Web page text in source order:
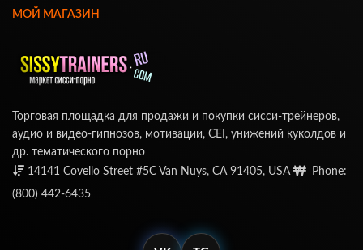
МОЙ МАГАЗИН
Торговая площадка для продажи и покупки сисси-трейнеров,
аудио и видео-гипнозов, мотивации, CEI, унижений куколдов и
др. тематического порно
14141 Covello Street #5C Van Nuys, CA 91405, USA
Phone:
(800) 442-6435